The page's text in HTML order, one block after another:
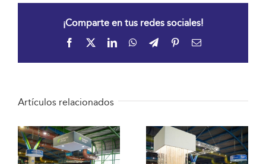
¡Comparte en tus redes sociales!
Facebook LinkedInWhatsApp
TelegramPinterestCorreo
Artículos relacionados